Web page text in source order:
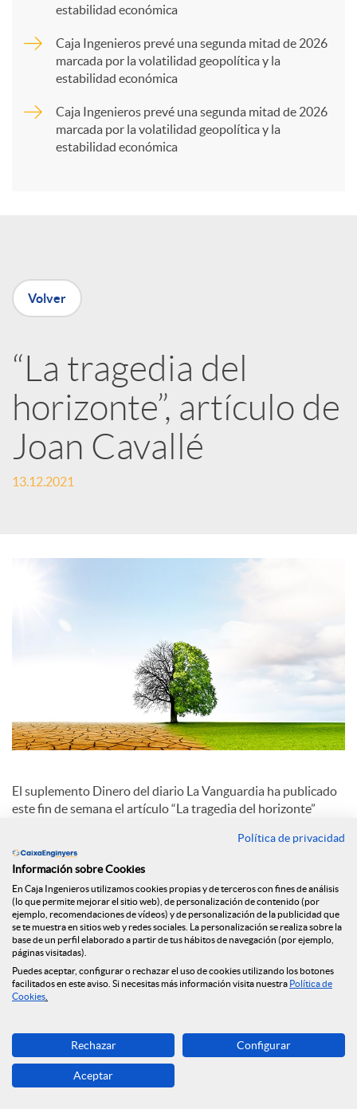
n
e
d
e
i
a
l
e
s
estabilidad económica
Caja Ingenieros prevé una segunda mitad de 2026
marcada por la volatilidad geopolítica y la
estabilidad económica
Caja Ingenieros prevé una segunda mitad de 2026
marcada por la volatilidad geopolítica y la
estabilidad económica
Volver
“La tragedia del
horizonte”, artículo de
Joan Cavallé
13.12.2021
El suplemento Dinero del diario La Vanguardia ha publicado
este fin de semana el artículo “La tragedia del horizonte”
Ingenieros, en el que hace referencia precisamente a este
término acuñado por Mark Carney, gobernador del Banco de
el cambio climático como “la tragedia del horizonte”.
Al final de su artículo, Joan Cavallé concluye con una firme
petición, totalmente alineada con los valores y ADN del
Grupo Caja de Ingenieros: “Es necesario que todas las
entidades del sector bancario hagamos un llamamiento a las
administraciones para que faciliten al máximo la ejecución de
sostenibilidad. Solo así, con el compromiso colectivo,
conseguiremos el cambio que esperamos para las sociedades
futuras y, como bien decía Carney, acabaremos con la
tragedia del horizonte.”
Política de privacidad
Información sobre Cookies
En Caja Ingenieros utilizamos cookies propias y de terceros con fines de análisis
(lo que permite mejorar el sitio web), de personalización de contenido (por
ejemplo, recomendaciones de vídeos) y de personalización de la publicidad que
se te muestra en sitios web y redes sociales. La personalización se realiza sobre la
base de un perfil elaborado a partir de tus hábitos de navegación (por ejemplo,
páginas visitadas).
Puedes aceptar, configurar o rechazar el uso de cookies utilizando los botones
facilitados en este aviso. Si necesitas más información visita nuestra Política de
Cookies
Rechazar Configurar
Aceptar